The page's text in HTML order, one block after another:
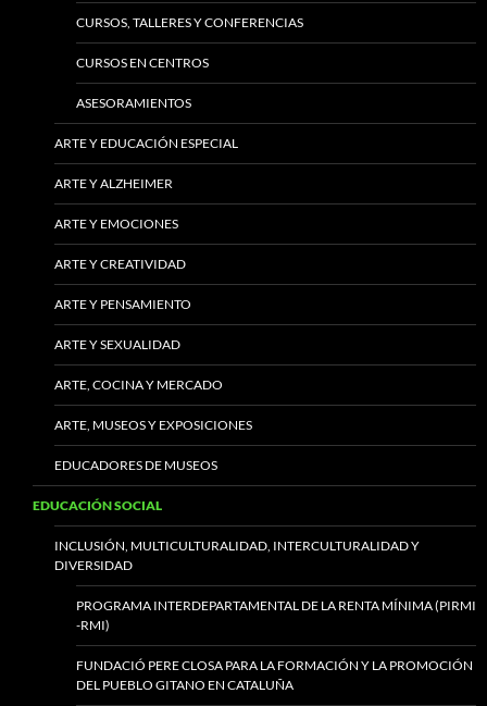
CURSOS, TALLERES Y CONFERENCIAS
CURSOS EN CENTROS
ASESORAMIENTOS
ARTE Y EDUCACIÓN ESPECIAL
ARTE Y ALZHEIMER
ARTE Y EMOCIONES
ARTE Y CREATIVIDAD
ARTE Y PENSAMIENTO
ARTE Y SEXUALIDAD
ARTE, COCINA Y MERCADO
ARTE, MUSEOS Y EXPOSICIONES
EDUCADORES DE MUSEOS
EDUCACIÓN SOCIAL
INCLUSIÓN, MULTICULTURALIDAD, INTERCULTURALIDAD Y
DIVERSIDAD
PROGRAMA INTERDEPARTAMENTAL DE LA RENTA MÍNIMA (PIRMI
-RMI)
FUNDACIÓ PERE CLOSA PARA LA FORMACIÓN Y LA PROMOCIÓN
DEL PUEBLO GITANO EN CATALUÑA